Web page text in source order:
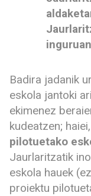
Badira jadanik
eskola jantoki
ekimenez
kudeatzen;
pilotuetako
Jaurlaritzatik
eskola hauek
proiektu